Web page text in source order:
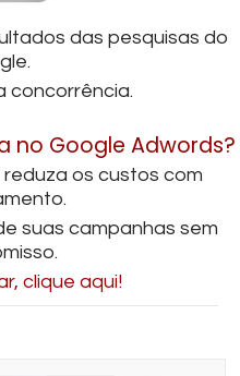
das pesquisas do
concorrência.
no Google Adwords?
os custos com
suas campanhas sem
clique aqui!